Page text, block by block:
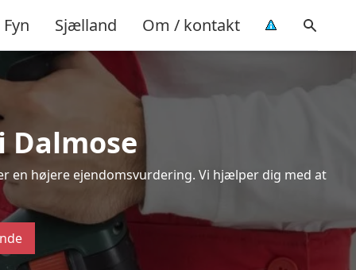
Fyn Sjælland Om / kontakt
en højere ejendomsvurdering. Vi hjælper dig med at